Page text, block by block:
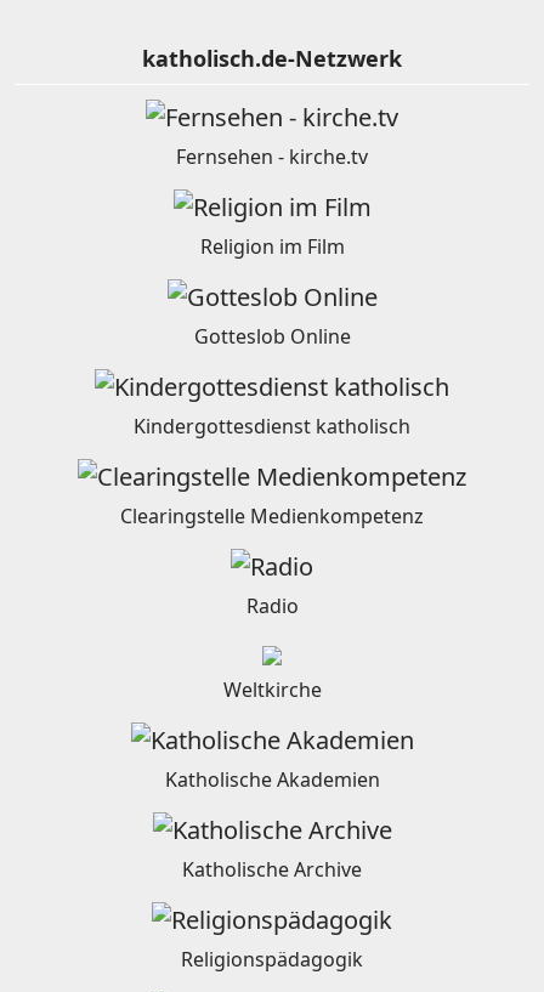
katholisch.de-Netzwerk
Fernsehen - kirche.tv
Religion im Film
Gotteslob Online
Kindergottesdienst katholisch
Clearingstelle Medienkompetenz
Radio
Weltkirche
Katholische Akademien
Katholische Archive
Religionspädagogik